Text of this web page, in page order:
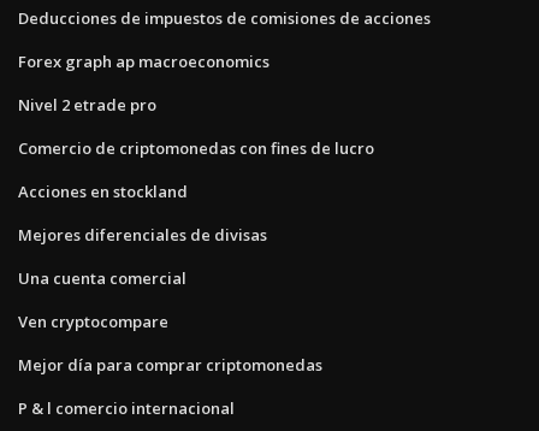
Deducciones de impuestos de comisiones de acciones
Forex graph ap macroeconomics
Nivel 2 etrade pro
Comercio de criptomonedas con fines de lucro
Acciones en stockland
Mejores diferenciales de divisas
Una cuenta comercial
Ven cryptocompare
Mejor día para comprar criptomonedas
P & l comercio internacional